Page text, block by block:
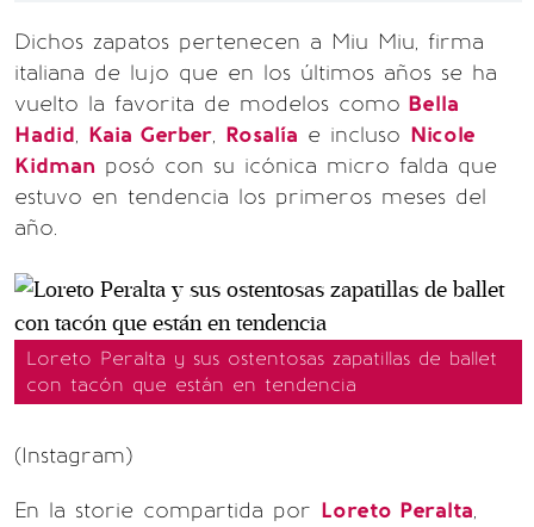
Dichos zapatos pertenecen a Miu Miu, firma
italiana de lujo que en los últimos años se ha
vuelto la favorita de modelos como Bella
Hadid, Kaia Gerber, Rosalía e incluso Nicole
Kidman posó con su icónica micro falda que
estuvo en tendencia los primeros meses del
año.
Loreto Peralta y sus ostentosas zapatillas de ballet
con tacón que están en tendencia
(Instagram)
En la storie compartida por Loreto Peralta,